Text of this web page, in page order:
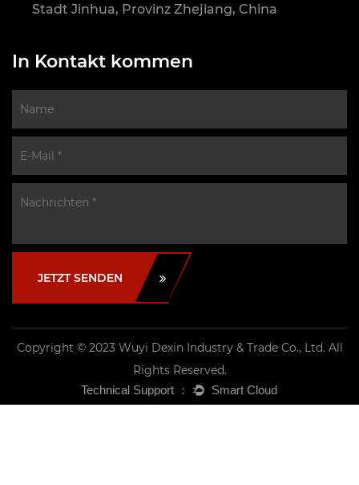
Stadt Jinhua, Provinz Zhejiang, China
In Kontakt kommen
JETZT SENDEN
Copyright © 2023 Wuyi Dexin Industry & Trade Co., Ltd. All
Rights Reserved.